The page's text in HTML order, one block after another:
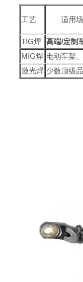
工艺 适用
TIG焊 高端/定制
MIG焊 电动车架
激光焊 少数顶级